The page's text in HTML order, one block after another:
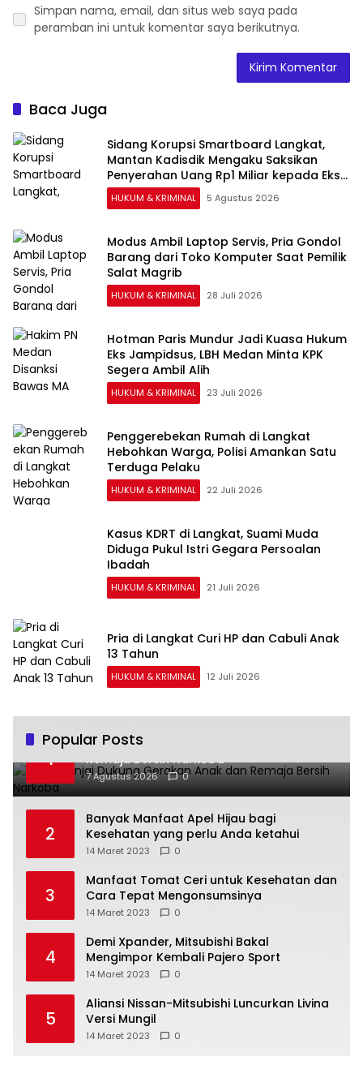
Simpan nama, email, dan situs web saya pada
peramban ini untuk komentar saya berikutnya.
Baca Juga
Sidang Korupsi Smartboard Langkat,
Mantan Kadisdik Mengaku Saksikan
Penyerahan Uang Rp1 Miliar kepada Eks
Pj Bupati
HUKUM & KRIMINAL 5 Agustus 2026
Modus Ambil Laptop Servis, Pria Gondol
Barang dari Toko Komputer Saat Pemilik
Salat Magrib
HUKUM & KRIMINAL 28 Juli 2026
Hotman Paris Mundur Jadi Kuasa Hukum
Eks Jampidsus, LBH Medan Minta KPK
Segera Ambil Alih
HUKUM & KRIMINAL 23 Juli 2026
Penggerebekan Rumah di Langkat
Hebohkan Warga, Polisi Amankan Satu
Terduga Pelaku
HUKUM & KRIMINAL 22 Juli 2026
Kasus KDRT di Langkat, Suami Muda
Diduga Pukul Istri Gegara Persoalan
Ibadah
HUKUM & KRIMINAL 21 Juli 2026
Pria di Langkat Curi HP dan Cabuli Anak
13 Tahun
HUKUM & KRIMINAL 12 Juli 2026
Popular Posts
1
TP PKK Binjai Dukung Gerakan Anak dan
Remaja Bersih Narkoba
7 Agustus 2026 0
2
Banyak Manfaat Apel Hijau bagi
Kesehatan yang perlu Anda ketahui
14 Maret 2023 0
3
Manfaat Tomat Ceri untuk Kesehatan dan
Cara Tepat Mengonsumsinya
14 Maret 2023 0
4
Demi Xpander, Mitsubishi Bakal
Mengimpor Kembali Pajero Sport
14 Maret 2023 0
5
Aliansi Nissan-Mitsubishi Luncurkan Livina
Versi Mungil
14 Maret 2023 0